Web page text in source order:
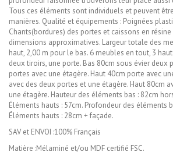
Tous ces éléments sont individuels et peuvent
manières. Qualité et équipements : Poignées
Chants(bordures) des portes et caissons en résine
dimensions approximatives. Largeur totale des
haut, 2,00 m pour le bas. 6 meubles en tout, 3
deux tiroirs, une porte. Bas 80cm sous évier deux
portes avec une étagère. Haut 40cm porte avec
avec des deux portes et une étagère. Haut 80cm
une étagère. Hauteur des éléments bas : 82cm
Éléments hauts : 57cm. Profondeur des éléments
Éléments hauts : 28cm + façade.
SAV et ENVOI :100% Français
Matière :Mélaminé et/ou MDF certifié FSC.